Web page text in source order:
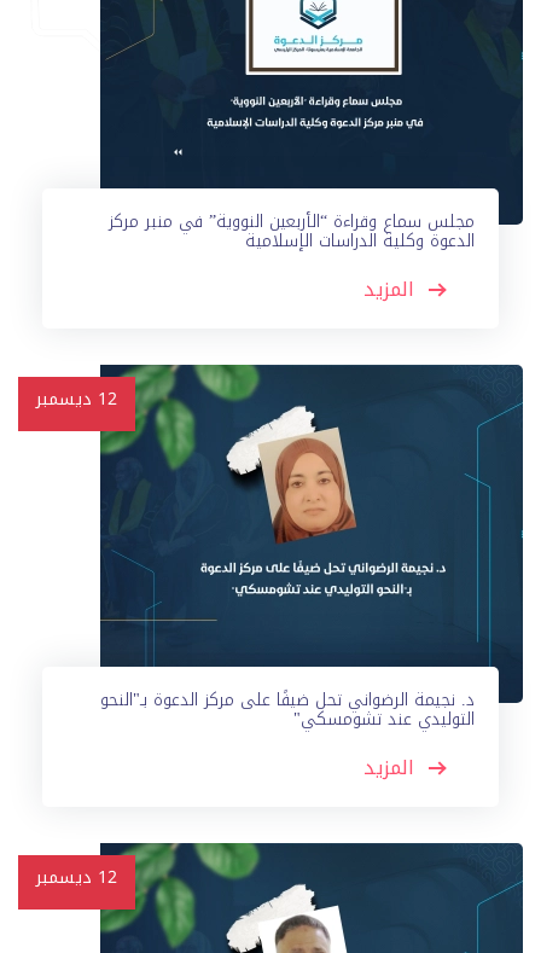
مجلس سماع وقراءة “الأربعين النووية” في منبر مركز
الدعوة وكلية الدراسات الإسلامية
المزيد
12 ديسمبر
د. نجيمة الرضواني تحل ضيفًا على مركز الدعوة بـ"النحو
التوليدي عند تشومسكي"
المزيد
12 ديسمبر